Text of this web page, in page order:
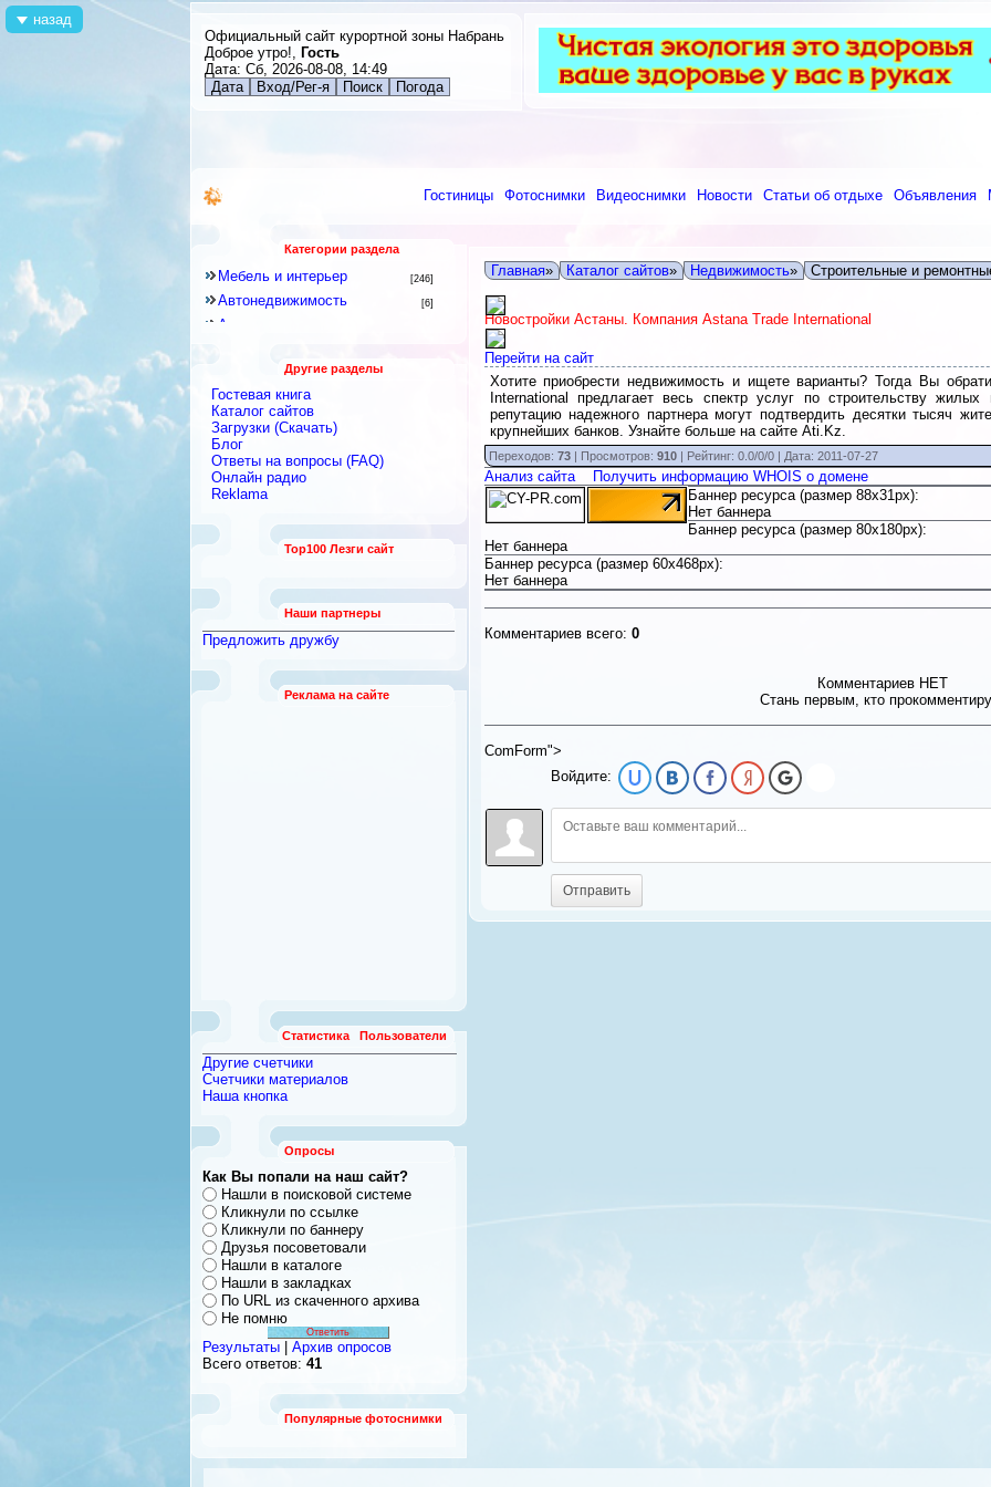
Официальный сайт курортной зоны Набрань
Доброе утро!, Гость
Дата: Сб, 2026-08-08, 14:49
Дата
Вход/Рег-я Поиск Погода
Гостиницы Фотоснимки Видеоснимки Новости Статьи об отдыхе Объявления
Категории раздела
Мебель и интерьер [246]
Автонедвижимость [6]
Аренда квартир и комнат
Строительное оборудование
Перевозки
Посуточная аренда
Ремонтные и строительные
материалы
Строительные и ремонтные
работы
Безопасность и охрана
Бытовая техника
Другие разделы
Гостевая книга
Каталог сайтов
Загрузки (Скачать)
Блог
Ответы на вопросы (FAQ)
Онлайн радио
Reklama
Top100 Лезги сайт
Наши партнеры
Предложить дружбу
Реклама на сайте
Статистика Пользователи
Другие счетчики
Счетчики материалов
Наша кнопка
Опросы
Как Вы попали на наш сайт?
Нашли в поисковой системе
Кликнули по ссылке
Кликнули по баннеру
Друзья посоветовали
Нашли в каталоге
Нашли в закладках
По URL из скаченного архива
Не помню
Результаты
Архив опросов
Всего ответов: 41
Популярные фотоснимки
Главная» Каталог сайтов» Недвижимость» Строительные и
Новостройки Астаны. Компания Astana Trade International
Перейти на сайт
Хотите приобрести недвижимость и ищете варианты? Тогда Вы
International предлагает весь спектр услуг по строительству
репутацию надежного партнера могут подтвердить десятки тысяч
крупнейших банков. Узнайте больше на сайте Ati.Kz.
Переходов: 73| Просмотров: 910| Рейтинг: 0.0/0/0 | Дата: 2011-07-27
Анализ сайта
Получить информацию WHOIS о домене
Баннер ресурса (размер 88x31px):
Нет баннера
Баннер ресурса (размер 80x180px):
Нет баннера
Баннер ресурса (размер 60x468px):
Нет баннера
Комментариев всего: 0
Комментариев НЕТ
Стань первым, кто
ComForm">
Войдите:
Отправить
назад